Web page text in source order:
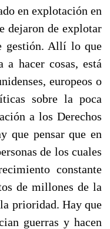
en explotación en
dejaron de explotar
gestión. Allí lo que
a hacer cosas, está
europeos o
sobre la poca
a los Derechos
que pensar que en
de los cuales
constante
de millones de la
prioridad. Hay que
guerras y hacen